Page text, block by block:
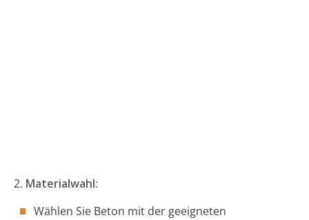
2. Materialwahl:
Wählen Sie Beton mit der geeigneten